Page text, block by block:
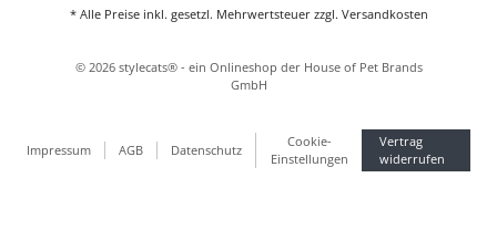
* Alle Preise inkl. gesetzl. Mehrwertsteuer zzgl. Versandkosten
Impressum AGB Datenschutz
Cookie-
Einstellungen
Vertrag
widerrufen
© 2026 stylecats® - ein Onlineshop der House of Pet Brands
GmbH